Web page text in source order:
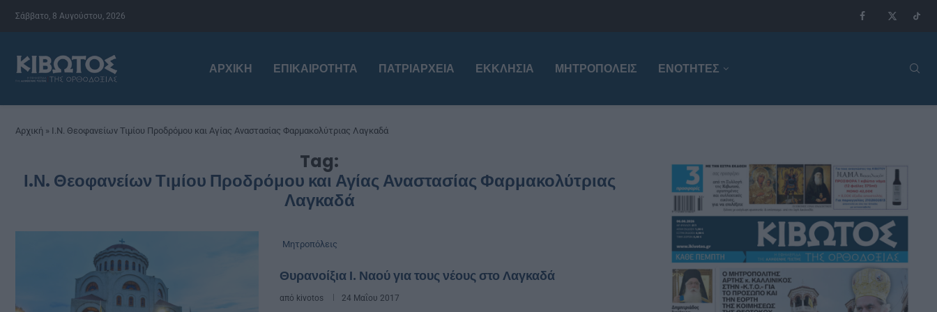
Σάββατο, 8 Αυγούστου, 2026
ΑΡΧΙΚΉ ΕΠΙΚΑΙΡΌΤΗΤΑ ΠΑΤΡΙΑΡΧΕΊΑ ΕΚΚΛΗΣΊΑ ΜΗΤΡΟΠΌΛΕΙΣ ΕΝΟΤΗΤΕΣ
Αρχική » Ι.Ν. Θεοφανείων Τιμίου Προδρόμου και Αγίας Αναστασίας Φαρμακολύτριας Λαγκαδά
Tag:
Ι.Ν. Θεοφανείων Τιμίου Προδρόμου και Αγίας Αναστασίας Φαρμακολύτριας
Λαγκαδά
Μητροπόλεις
Θυρανοίξια Ι. Ναού για τους νέους στο Λαγκαδά
από kivotos 24 Μαΐου 2017